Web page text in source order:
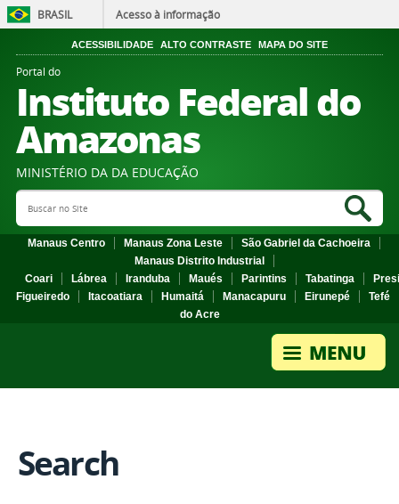
BRASIL Acesso à informação
ACESSIBILIDADE ALTO CONTRASTE MAPA DO SITE
Portal do
Instituto Federal do
Amazonas
MINISTÉRIO DA DA EDUCAÇÃO
Search Site
Manaus Centro Manaus Zona Leste
São Gabriel da Cachoeira
Manaus Distrito Industrial
Coari
Lábrea Iranduba Maués Parintins Tabatinga
Figueiredo
Itacoatiara Humaitá Manacapuru Eirunepé
Tefé
do Acre
Search